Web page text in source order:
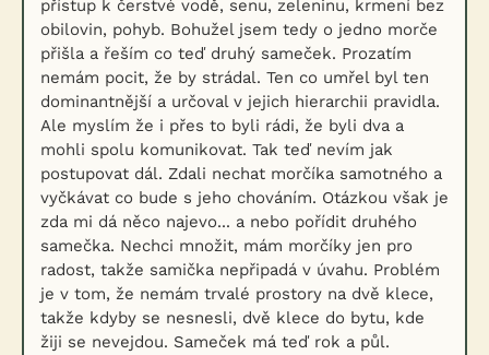
přístup k čerstvé vodě, senu, zeleninu, krmení bez
obilovin, pohyb. Bohužel jsem tedy o jedno morče
přišla a řeším co teď druhý sameček. Prozatím
nemám pocit, že by strádal. Ten co umřel byl ten
dominantnější a určoval v jejich hierarchii pravidla.
Ale myslím že i přes to byli rádi, že byli dva a
mohli spolu komunikovat. Tak teď nevím jak
postupovat dál. Zdali nechat morčíka samotného a
vyčkávat co bude s jeho chováním. Otázkou však je
zda mi dá něco najevo... a nebo pořídit druhého
samečka. Nechci množit, mám morčíky jen pro
radost, takže samička nepřipadá v úvahu. Problém
je v tom, že nemám trvalé prostory na dvě klece,
takže kdyby se nesnesli, dvě klece do bytu, kde
žiji se nevejdou. Sameček má teď rok a půl.